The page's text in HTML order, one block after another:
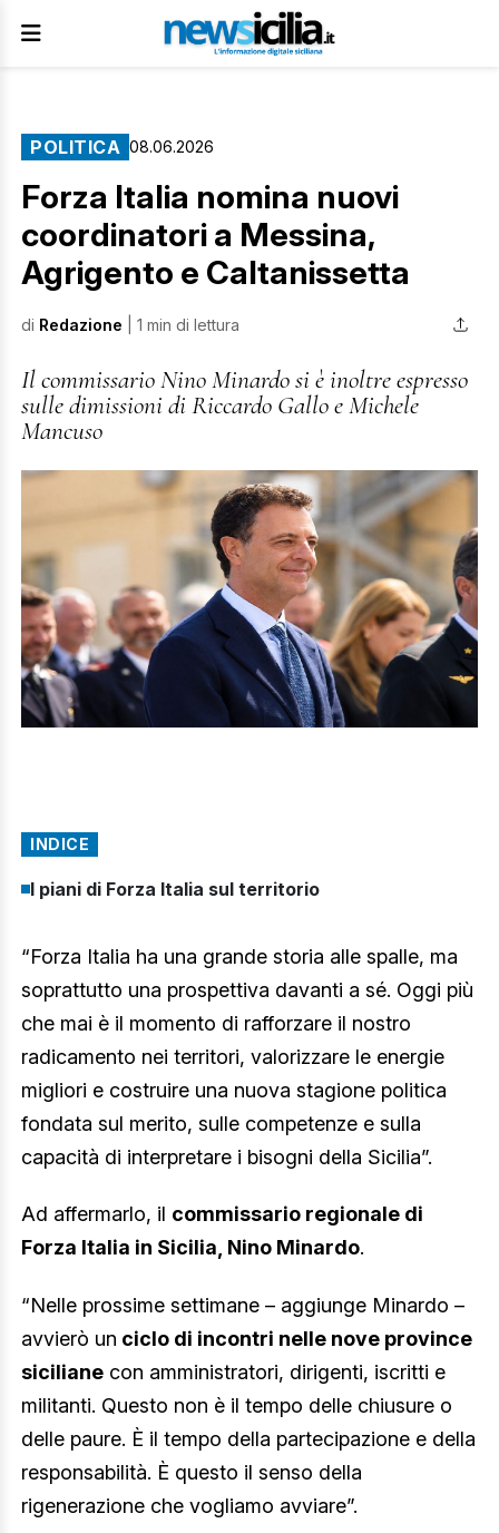
POLITICA 08.06.2026
Forza Italia nomina nuovi
coordinatori a Messina,
Agrigento e Caltanissetta
di Redazione | 1 min di lettura
Il commissario Nino Minardo si è inoltre espresso
sulle dimissioni di Riccardo Gallo e Michele
Mancuso
INDICE
I piani di Forza Italia sul territorio
“Forza Italia ha una grande storia alle spalle, ma
soprattutto una prospettiva davanti a sé. Oggi più
che mai è il momento di rafforzare il nostro
radicamento nei territori, valorizzare le energie
migliori e costruire una nuova stagione politica
fondata sul merito, sulle competenze e sulla
capacità di interpretare i bisogni della Sicilia”.
Ad affermarlo, il commissario regionale di
Forza Italia in Sicilia, Nino Minardo.
“Nelle prossime settimane – aggiunge Minardo –
avvierò un ciclo di incontri nelle nove province
siciliane con amministratori, dirigenti, iscritti e
militanti. Questo non è il tempo delle chiusure o
delle paure. È il tempo della partecipazione e della
responsabilità. È questo il senso della
rigenerazione che vogliamo avviare”.